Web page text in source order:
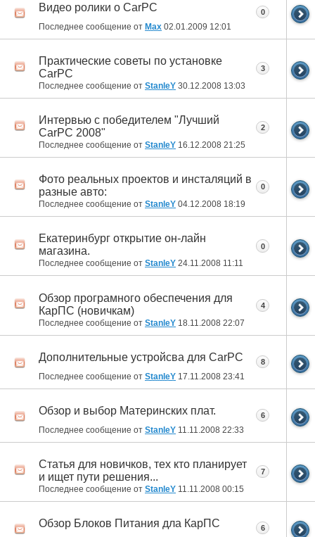
Видео ролики о CarPC
Последнее сообщение от Max 02.01.2009 12:01
0
Практические советы по установке
CarPC
Последнее сообщение от StanleY 30.12.2008 13:03
3
Интервью с победителем "Лучший
CarPC 2008"
Последнее сообщение от StanleY 16.12.2008 21:25
2
Фото реальных проектов и инсталяций в
разные авто:
Последнее сообщение от StanleY 04.12.2008 18:19
0
Екатеринбург открытие он-лайн
магазина.
Последнее сообщение от StanleY 24.11.2008 11:11
0
Обзор програмного обеспечения для
КарПС (новичкам)
Последнее сообщение от StanleY 18.11.2008 22:07
4
Дополнительные устройсва для CarPC
Последнее сообщение от StanleY 17.11.2008 23:41
8
Обзор и выбор Материнских плат.
Последнее сообщение от StanleY 11.11.2008 22:33
6
Статья для новичков, тех кто планирует
и ищет пути решения...
Последнее сообщение от StanleY 11.11.2008 00:15
7
Обзор Блоков Питания дла КарПС 6